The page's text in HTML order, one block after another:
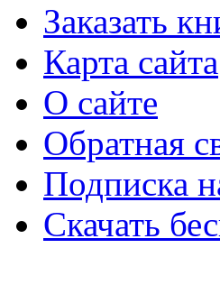
Заказать
Карта сайта
О сайте
Обратная
Подписка
Скачать